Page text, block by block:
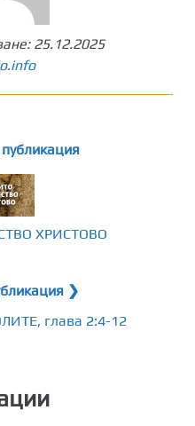
25.12.2025
ХРИСТОВО
❯
глава 2:4-12